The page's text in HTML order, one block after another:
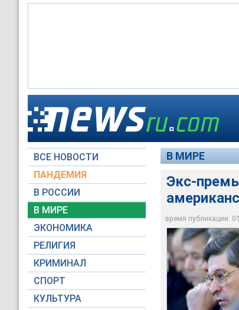
ВСЕ НОВОСТИ
ПАНДЕМИЯ
В РОССИИ
В МИРЕ
ЭКОНОМИКА
РЕЛИГИЯ
КРИМИНАЛ
СПОРТ
КУЛЬТУРА
В МИРЕ
Экс-
время публикации:
Бывший
наказание в
Архив